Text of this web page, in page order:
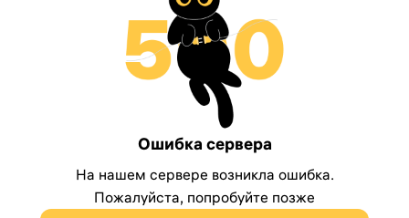
Ошибка сервера
На нашем сервере возникла ошибка.
Пожалуйста, попробуйте позже